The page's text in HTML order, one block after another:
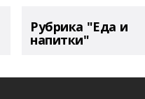
Рубрика "Еда и
напитки"